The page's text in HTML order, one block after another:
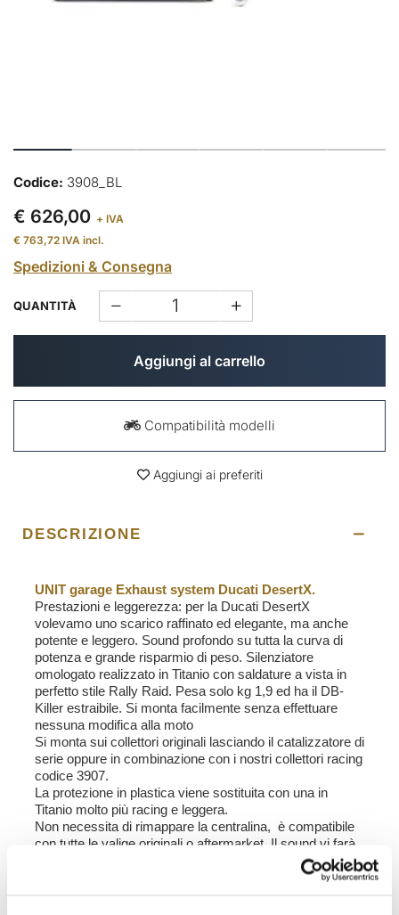
Codice: 3908_BL
€ 626,00 + IVA
€ 763,72 IVA incl.
Spedizioni & Consegna
QUANTITÀ
Aggiungi al carrello
Compatibilità modelli
Aggiungi ai preferiti
DESCRIZIONE
UNIT garage Exhaust system Ducati DesertX.
Prestazioni e leggerezza: per la Ducati DesertX
volevamo uno scarico raffinato ed elegante, ma anche
potente e leggero. Sound profondo su tutta la curva di
potenza e grande risparmio di peso. Silenziatore
omologato realizzato in Titanio con saldature a vista in
perfetto stile Rally Raid. Pesa solo kg 1,9 ed ha il DB-
Killer estraibile. Si monta facilmente senza effettuare
nessuna modifica alla moto
Si monta sui collettori originali lasciando il catalizzatore di
serie oppure in combinazione con i nostri collettori racing
codice 3907.
La protezione in plastica viene sostituita con una in
Titanio molto più racing e leggera.
Non necessita di rimappare la centralina, è compatibile
con tutte le valige originali o aftermarket. Il sound vi farà